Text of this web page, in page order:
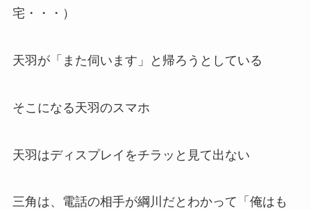
宅・・・）
天羽が「また伺います」と帰ろうとしている
そこになる天羽のスマホ
天羽はディスプレイをチラッと見て出ない
三角は、電話の相手が綱川だとわかって「俺はも